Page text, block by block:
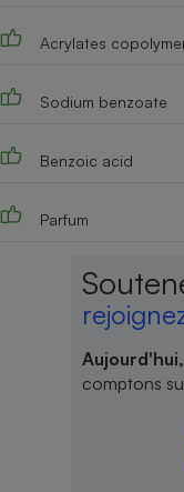
Acrylates
Sodium benzoate
Benzoic acid
Parfum
comptons